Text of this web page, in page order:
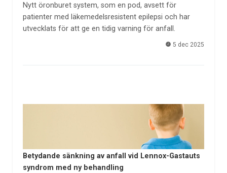
Nytt öronburet system, som en pod, avsett för
patienter med läkemedelsresistent epilepsi och har
utvecklats för att ge en tidig varning för anfall.
5 dec 2025
Betydande sänkning av anfall vid Lennox-Gastauts
syndrom med ny behandling